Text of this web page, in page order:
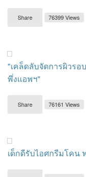
Share 76399 Views
"เคล็ดลับจัดการผิวรอ
พึ่งแอพฯ"
Share 76161 Views
เด็กดีรับไอศกรีมโคน